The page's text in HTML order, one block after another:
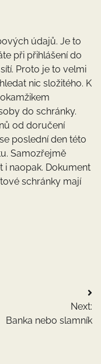
údajů. Je to
při přihlášení do
Proto je to velmi
nic složitého. K
do schránky.
od doručení
poslední den této
Samozřejmě
i naopak. Dokument
schránky mají
Next:
Banka nebo slamník